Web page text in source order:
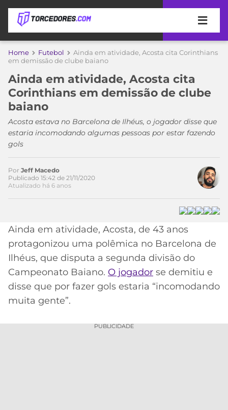
APOSTAS
DE
APOSTA
MELHORES
SITES
APOSTAS
2026
CÓDIGO
DE
INDICAÇÃO
BET365
CÓDIGO
COPA
DO
MUNDO
MEU
TIME
CORINTHIANS
SÃO
PAULO
CAMPEONATOS
A
LIBERTADORES
COPA
DO
BRASIL
MERCADO
DA
BOLA
PALPITES
Home Futebol
Ainda em atividade, Acosta cita Corinthians
em demissão de clube baiano
Ainda em atividade, Acosta cita
Corinthians em demissão de clube
baiano
Acosta estava no Barcelona de Ilhéus, o jogador disse que
estaria incomodando algumas pessoas por estar fazendo
gols
Acesse o perfil do autor
no Twitter
Por Jeff Macedo
Publicado 15:42 de 21/11/2020
Atualizado há 6 anos
Ainda em atividade, Acosta, de 43 anos
protagonizou uma polêmica no Barcelona de
Ilhéus, que disputa a segunda divisão do
Campeonato Baiano. O jogador se demitiu e
disse que por fazer gols estaria “incomodando
muita gente”.
PUBLICIDADE